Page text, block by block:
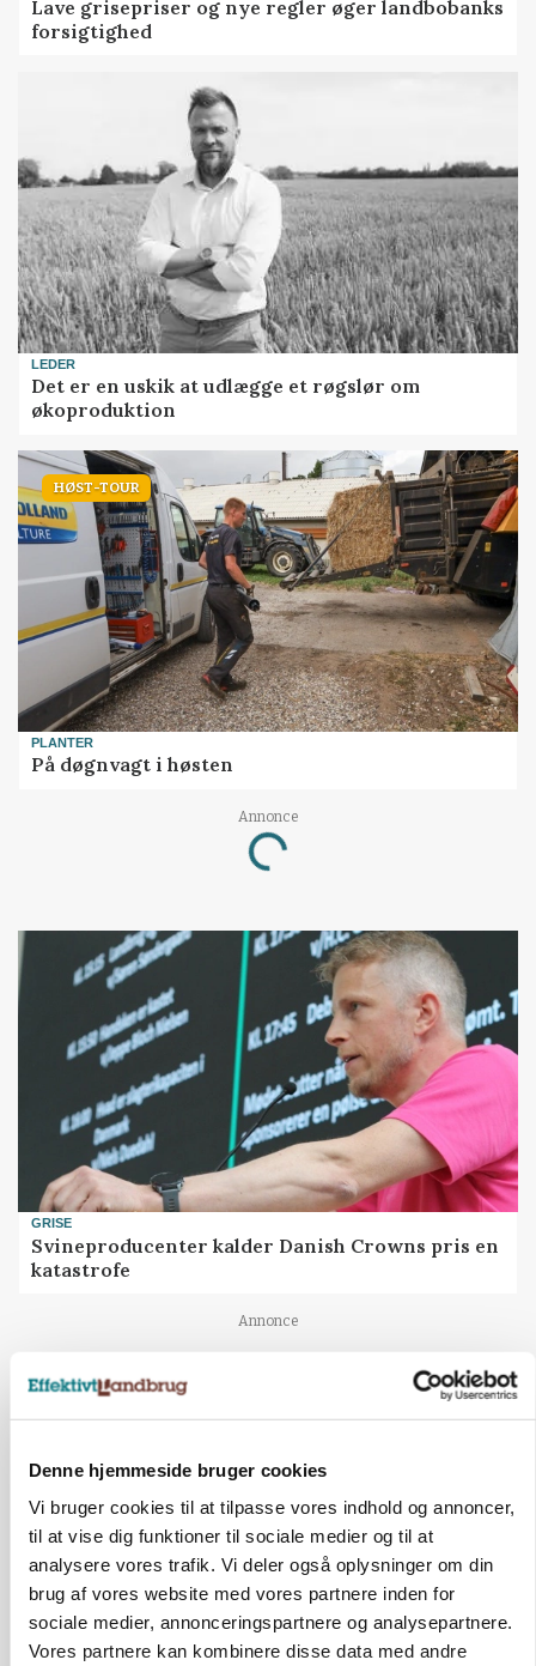
Denne hjemmeside bruger cookies
Vi bruger cookies til at tilpasse vores indhold og annoncer,
til at vise dig funktioner til sociale medier og til at
analysere vores trafik. Vi deler også oplysninger om din
brug af vores website med vores partnere inden for
sociale medier, annonceringspartnere og analysepartnere.
Vores partnere kan kombinere disse data med andre
Lave grisepriser og nye regler øger landbobanks
forsigtighed
LEDER
Det er en uskik at udlægge et røgslør om
økoproduktion
HØST-TOUR
PLANTER
På døgnvagt i høsten
Annonce
Loading...
GRISE
Svineproducenter kalder Danish Crowns pris en
katastrofe
Annonce
MASKINER